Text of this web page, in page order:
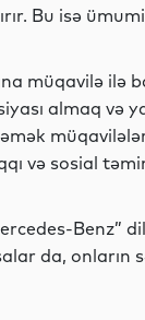
Bu isə
müqavilə ilə
almaq və
və sosial
Benz”
da, onların